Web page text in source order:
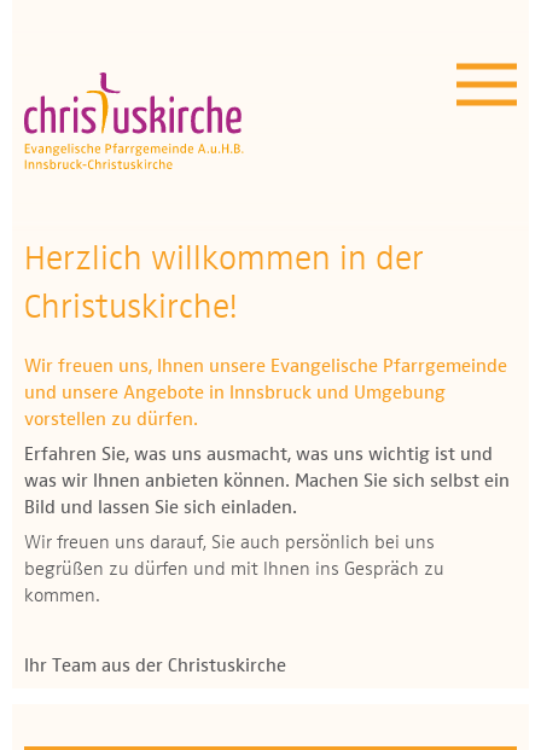
Unser Angebot
OEZ
Wissenswertes
Medien
Herzlich willkommen in der
Christuskirche!
Wir freuen uns, Ihnen unsere Evangelische Pfarrgemeinde
und unsere Angebote in Innsbruck und Umgebung
vorstellen zu dürfen.
Erfahren Sie, was uns ausmacht, was uns wichtig ist und
was wir Ihnen anbieten können. Machen Sie sich selbst ein
Bild und lassen Sie sich einladen.
Wir freuen uns darauf, Sie auch persönlich bei uns
begrüßen zu dürfen und mit Ihnen ins Gespräch zu
kommen.
Ihr Team aus der Christuskirche